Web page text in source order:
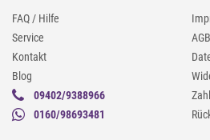
FAQ / Hilfe
Service
Kontakt
Blog
09402/9388966
0160/98693481
AGB